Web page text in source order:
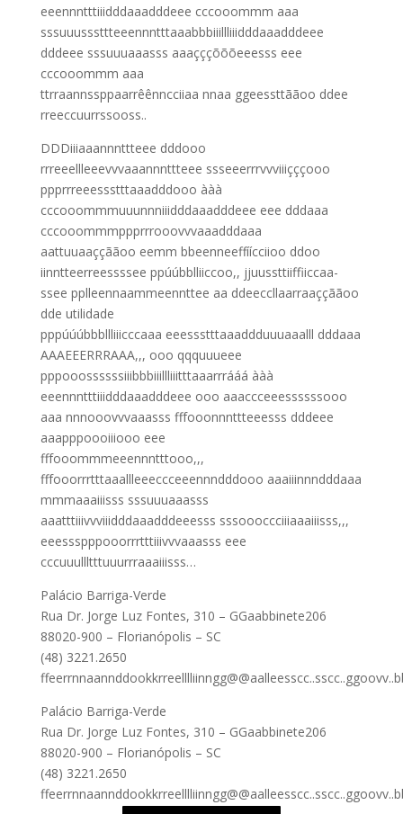
eeennntttiiidddaaadddeee cccooommm aaa
sssuuusssttteeennntttaaabbbiiillliiidddaaadddeee
dddeee sssuuuaaasss aaaçççõõõeeesss eee
cccooommm aaa
ttrraannssppaarrêênncciiaa nnaa ggeessttããoo ddee
rreeccuurrssooss..
DDDiiiaaannnttteee dddooo
rrreeellleeevvvaaannnttteee ssseeerrrvvviiiçççooo
ppprrreeessstttaaadddooo ààà
cccooommmuuunnniiidddaaadddeee eee dddaaa
cccooommmppprrrooovvvaaadddaaa
aattuuaaççããoo eemm bbeenneeffíícciioo ddoo
iinntteerreessssee ppúúbblliiccoo,, jjuussttiiffiiccaa-
ssee pplleennaammeennttee aa ddeeccllaarraaççããoo
dde utilidade
pppúúúbbbllliiicccaaa eeessstttaaaddduuuaaalll dddaaa
AAAEEERRRAAA,,, ooo qqquuueee
pppooossssssiiibbbiiillliiitttaaarrrááá ààà
eeennntttiiidddaaadddeee ooo aaaccceeessssssooo
aaa nnnooovvvaaasss fffooonnnttteeesss dddeee
aaapppoooiiiooo eee
fffooommmeeennntttooo,,,
fffooorrrtttaaallleeeccceeennndddooo aaaiiinnndddaaa
mmmaaaiiisss sssuuuaaasss
aaatttiiivvviiidddaaadddeeesss sssoooccciiiaaaiiisss,,,
eeessspppooorrrtttiiivvvaaasss eee
cccuuullltttuuurrraaaiiisss…
Palácio Barriga-Verde
Rua Dr. Jorge Luz Fontes, 310 – GGaabbinete206
88020-900 – Florianópolis – SC
(48) 3221.2650
Palácio Barriga-Verde
Rua Dr. Jorge Luz Fontes, 310 – GGaabbinete206
88020-900 – Florianópolis – SC
(48) 3221.2650